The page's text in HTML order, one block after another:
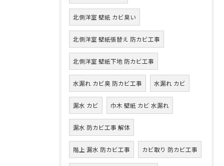
北側洋室 壁紙 カビ臭い
北側洋室 壁紙張替え 防カビ工事
北側洋室 壁紙下地 防カビ工事
水漏れ カビ臭 防カビ工事 水漏れ カビ
漏水 カビ 巾木 壁紙 カビ 水漏れ
漏水 防カビ工事 解体
階上 漏水 防カビ工事 カビ取り 防カビ工事